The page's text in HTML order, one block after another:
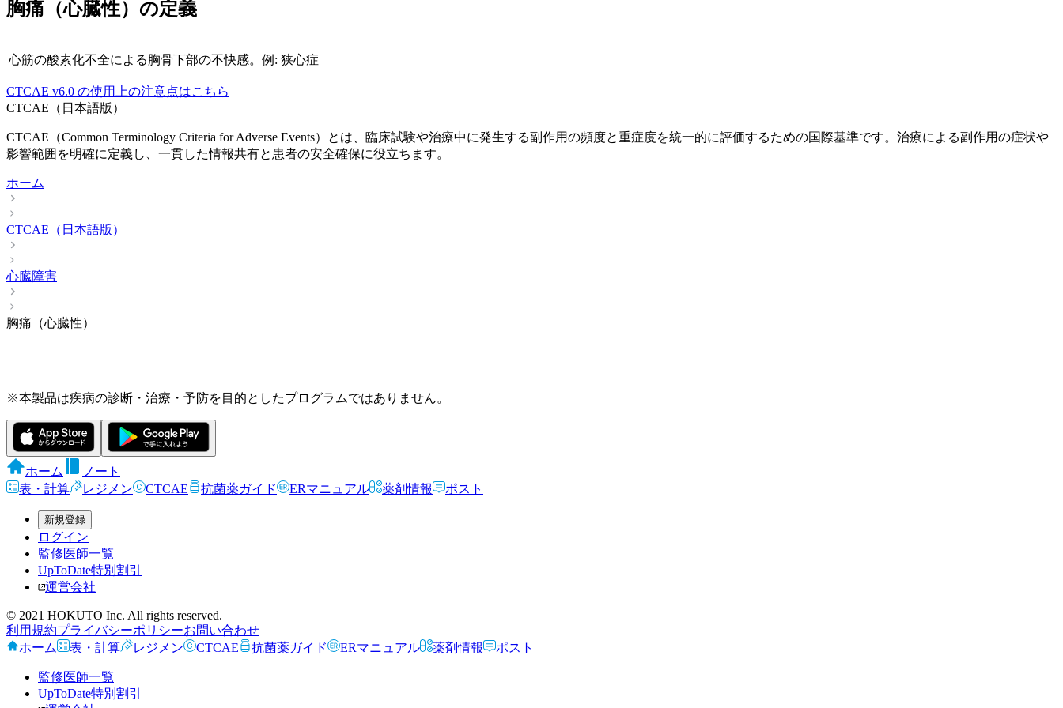
胸痛（心臓性） の定義
心筋の酸素化不全による胸骨下部の不快感。例: 狭心症
CTCAE v6.0 の使用上の注意点はこちら
CTCAE（日本語版）
CTCAE（Common Terminology Criteria for Adverse Events）とは、臨床試験や治療中に発生する副作用の頻度と重症度を統一的に評価するための国際基準です。治療による副作用の症状や
影響範囲を明確に定義し、一貫した情報共有と患者の安全確保に役立ちます。
ホーム
CTCAE（日本語版）
心臓障害
胸痛（心臓性）
※本製品は疾病の診断・治療・予防を目的としたプログラムではありません。
ホーム
ノート
表・計算
レジメン CTCAE 抗菌薬ガイド ERマニュアル 薬剤情報 ポスト
新規登録
ログイン
監修医師一覧
UpToDate特別割引
運営会社
© 2021 HOKUTO Inc. All rights reserved.
利用規約プライバシーポリシーお問い合わせ
ホーム
表・計算 レジメン CTCAE 抗菌薬ガイド ERマニュアル 薬剤情報 ポスト
監修医師一覧
UpToDate特別割引